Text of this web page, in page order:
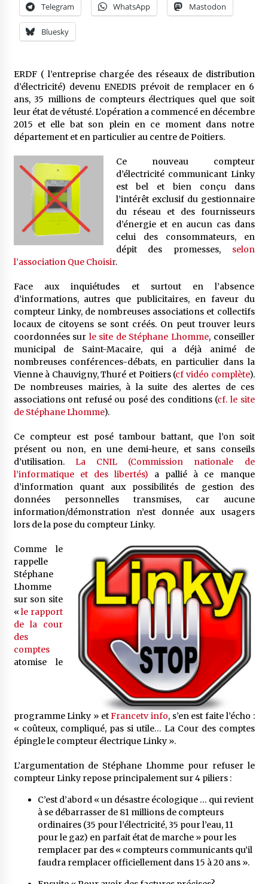
Telegram WhatsApp Mastodon
Bluesky
ERDF ( l’entreprise chargée des réseaux de distribution
d’électricité) devenu ENEDIS prévoit de remplacer en 6
ans, 35 millions de compteurs électriques quel que soit
leur état de vétusté. L’opération a commencé en décembre
2015 et elle bat son plein en ce moment dans notre
département et en particulier au centre de Poitiers.
Ce nouveau compteur
d’électricité communicant Linky
est bel et bien conçu dans
l’intérêt exclusif du gestionnaire
du réseau et des fournisseurs
d’énergie et en aucun cas dans
celui des consommateurs, en
dépit des promesses, selon
l’association Que Choisir.
Face aux inquiétudes et surtout en l’absence
d’informations, autres que publicitaires, en faveur du
compteur Linky, de nombreuses associations et collectifs
locaux de citoyens se sont créés. On peut trouver leurs
coordonnées sur le site de Stéphane Lhomme, conseiller
municipal de Saint-Macaire, qui a déjà animé de
nombreuses conférences-débats, en particulier dans la
Vienne à Chauvigny, Thuré et Poitiers (cf vidéo complète).
De nombreuses mairies, à la suite des alertes de ces
associations ont refusé ou posé des conditions (cf. le site
de Stéphane Lhomme).
Ce compteur est posé tambour battant, que l’on soit
présent ou non, en une demi-heure, et sans conseils
d’utilisation. La CNIL (Commission nationale de
l’informatique et des libertés) a pallié à ce manque
d’information quant aux possibilités de gestion des
données personnelles transmises, car aucune
information/démonstration n’est donnée aux usagers
lors de la pose du compteur Linky.
Comme le
rappelle
Stéphane
Lhomme
sur son site
«le rapport
de la cour
des
comptes
atomise le
programme Linky » etFrancetv info, s’en est faite l’écho :
« coûteux, compliqué, pas si utile… La Cour des comptes
épingle le compteur électrique Linky ».
L’argumentation de Stéphane Lhomme pour refuser le
compteur Linky repose principalement sur 4 piliers :
C’est d’abord « un désastre écologique … qui revient
à se débarrasser de 81 millions de compteurs
ordinaires (35 pour l’électricité, 35 pour l’eau, 11
pour le gaz) en parfait état de marche » pour les
remplacer par des « compteurs communicants qu’il
faudra remplacer officiellement dans 15 à 20 ans ».